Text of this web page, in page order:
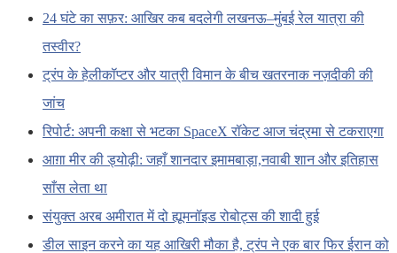
24 घंटे का सफ़र: आखिर कब बदलेगी लखनऊ–मुंबई रेल यात्रा की
तस्वीर?
ट्रंप के हेलीकॉप्टर और यात्री विमान के बीच खतरनाक नज़दीकी की
जांच
रिपोर्ट: अपनी कक्षा से भटका SpaceX रॉकेट आज चंद्रमा से टकराएगा
आग़ा मीर की ड्योढ़ी: जहाँ शानदार इमामबाड़ा,नवाबी शान और इतिहास
साँस लेता था
संयुक्त अरब अमीरात में दो ह्यूमनॉइड रोबोट्स की शादी हुई
डील साइन करने का यह आखिरी मौका है, ट्रंप ने एक बार फिर ईरान को